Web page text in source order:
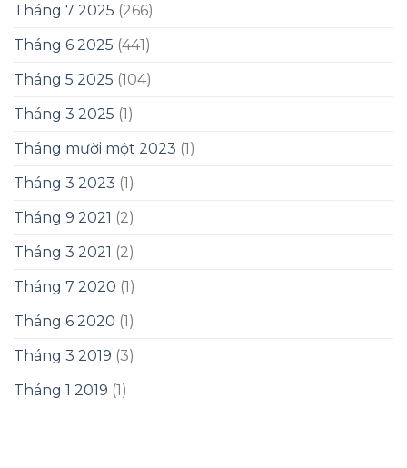
Tháng 7 2025 (266)
Tháng 6 2025 (441)
Tháng 5 2025 (104)
Tháng 3 2025 (1)
Tháng mười một 2023 (1)
Tháng 3 2023 (1)
Tháng 9 2021 (2)
Tháng 3 2021 (2)
Tháng 7 2020 (1)
Tháng 6 2020 (1)
Tháng 3 2019 (3)
Tháng 1 2019 (1)